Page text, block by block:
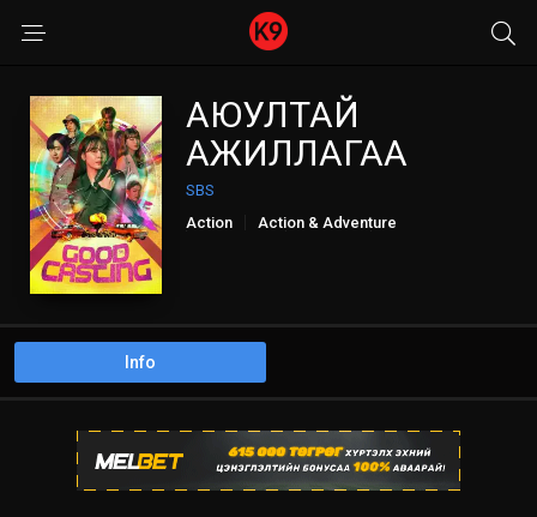
АЮУЛТАЙ
АЖИЛЛАГАА
SBS
Action
Action & Adventure
Info